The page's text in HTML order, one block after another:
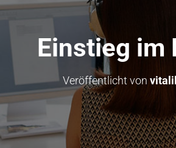
Einstieg im
Veröffentlicht von